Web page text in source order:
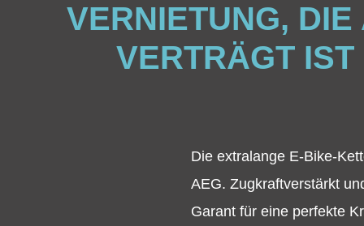
VERNIETUNG,
VERTRÄGT
Die extralange E-Bike-
AEG. Zugkraftverstärkt
Garant für eine perfekte